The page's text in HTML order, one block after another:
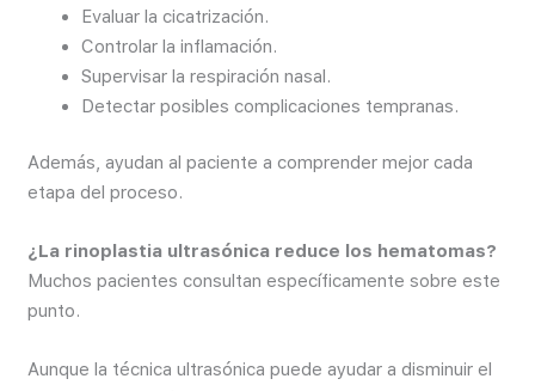
Evaluar la cicatrización.
Controlar la inflamación.
Supervisar la respiración nasal.
Detectar posibles complicaciones tempranas.
Además, ayudan al paciente a comprender mejor cada
etapa del proceso.
¿La rinoplastia ultrasónica reduce los hematomas?
Muchos pacientes consultan específicamente sobre este
punto.
Aunque la técnica ultrasónica puede ayudar a disminuir el